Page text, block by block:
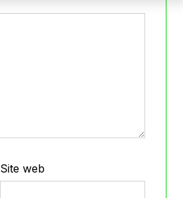
Site web